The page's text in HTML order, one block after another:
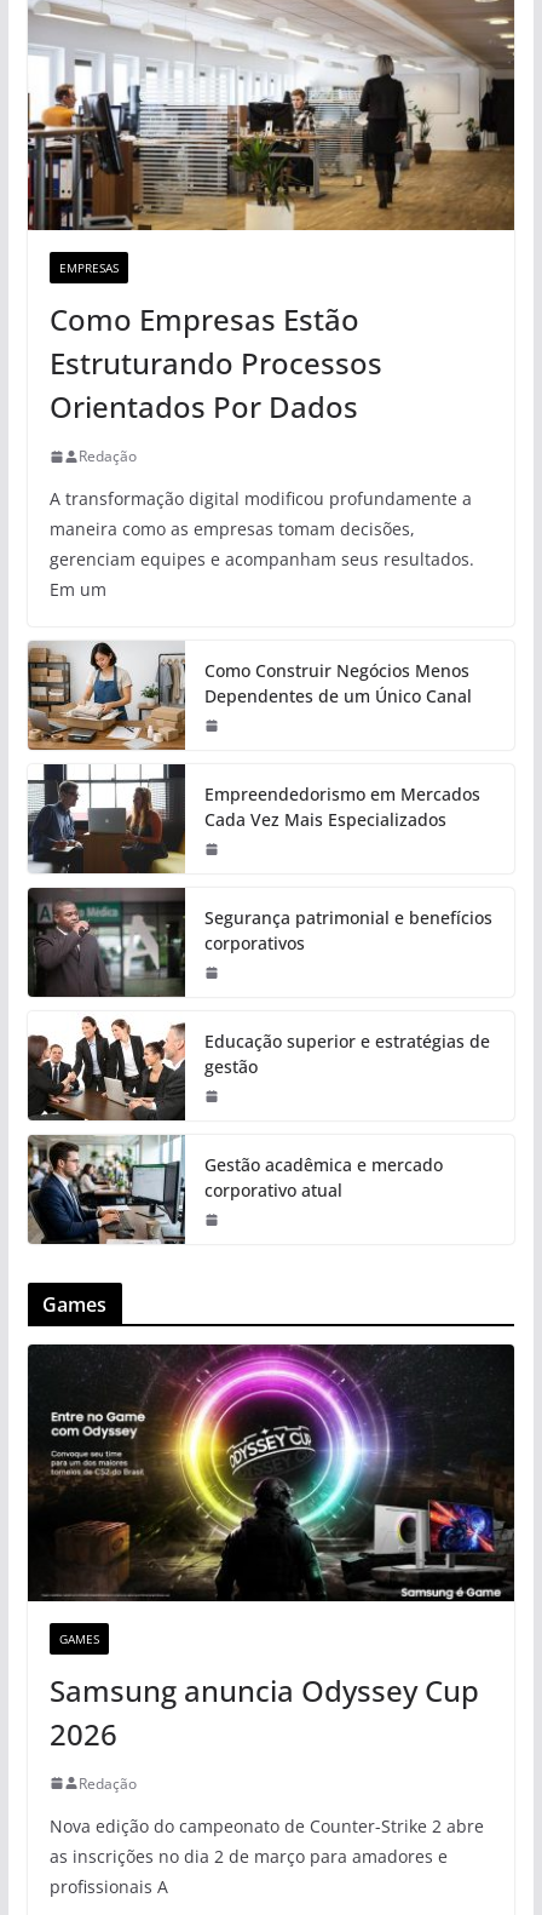
EMPRESAS
Como Empresas Estão
Estruturando Processos
Orientados Por Dados
Redação
A transformação digital modificou profundamente a
maneira como as empresas tomam decisões,
gerenciam equipes e acompanham seus resultados.
Em um
Como Construir Negócios Menos
Dependentes de um Único Canal
Empreendedorismo em Mercados
Cada Vez Mais Especializados
Segurança patrimonial e benefícios
corporativos
Educação superior e estratégias de
gestão
Gestão acadêmica e mercado
corporativo atual
Games
GAMES
Samsung anuncia Odyssey Cup
2026
Redação
Nova edição do campeonato de Counter-Strike 2 abre
as inscrições no dia 2 de março para amadores e
profissionais A